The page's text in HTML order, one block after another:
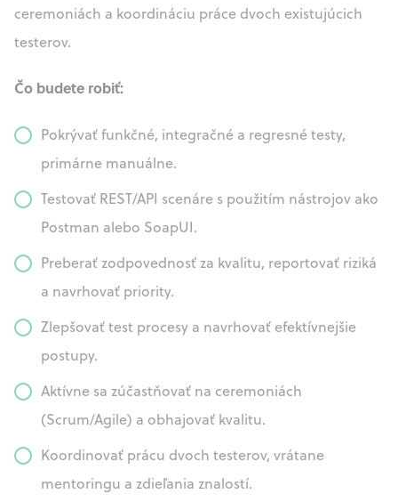
ceremoniách a koordináciu práce dvoch existujúcich
testerov.
Čo budete robiť:
Pokrývať funkčné, integračné a regresné testy,
primárne manuálne.
Testovať REST/API scenáre s použitím nástrojov ako
Postman alebo SoapUI.
Preberať zodpovednosť za kvalitu, reportovať riziká
a navrhovať priority.
Zlepšovať test procesy a navrhovať efektívnejšie
postupy.
Aktívne sa zúčastňovať na ceremoniách
(Scrum/Agile) a obhajovať kvalitu.
Koordinovať prácu dvoch testerov, vrátane
mentoringu a zdieľania znalostí.